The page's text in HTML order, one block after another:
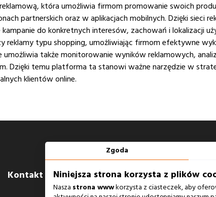
która umożliwia firmom promowanie swoich
partnerskich oraz w aplikacjach mobilnych. Dzięki sieci
do konkretnych interesów, zachowań i lokalizacji
typu shopping, umożliwiając firmom efektywne
umożliwia także monitorowanie wyników reklamowych,
Dzięki temu platforma ta stanowi ważne narzędzie w
klientów online.
Kontakt Zobacz
Zgoda
Niniejsza strona korzysta z plików
Nasza strona wwwkorzysta z ciasteczek, aby